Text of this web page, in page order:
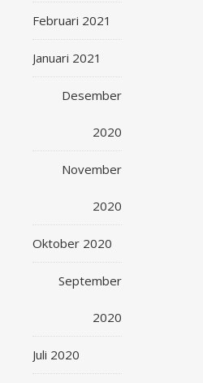
Februari 2021
Januari 2021
Desember
2020
November
2020
Oktober 2020
September
2020
Juli 2020